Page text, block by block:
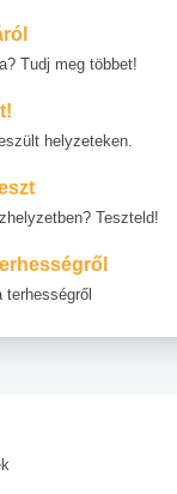
Tudj meg többet!
helyzeteken.
Teszteld!